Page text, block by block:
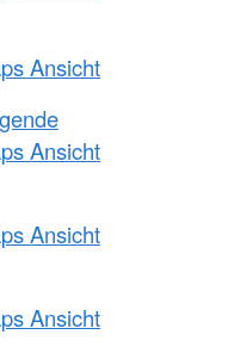
Ansicht
Ansicht
Ansicht
Ansicht